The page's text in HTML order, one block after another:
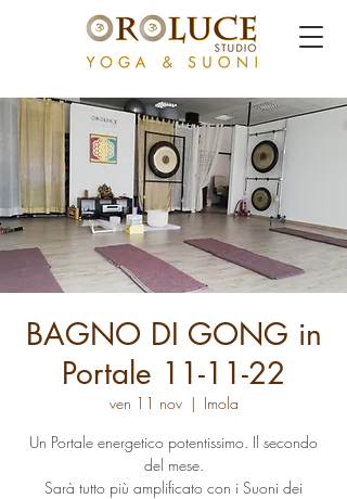
BAGNO DI GONG in
Portale 11-11-22
ven 11 nov
  |
Imola
Un Portale energetico potentissimo. Il secondo
del mese.
Sarà tutto più amplificato con i Suoni dei